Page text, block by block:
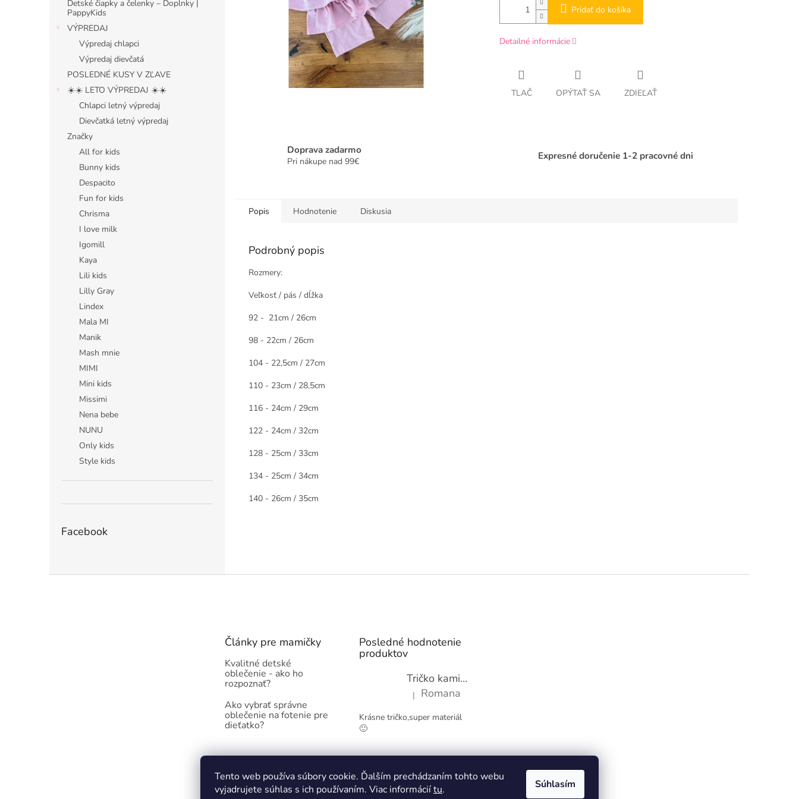
Tento web používa súbory cookie. Ďalším prechádzaním tohto webu
vyjadrujete súhlas s ich používaním. Viac informáciítu. Súhlasím
Detské čiapky a čelenky – Doplnky |
PappyKids
VÝPREDAJ
Výpredaj chlapci
Výpredaj dievčatá
POSLEDNÉ KUSY V ZĽAVE
☀️☀️ LETO VÝPREDAJ ☀️☀️
Chlapci letný výpredaj
Dievčatká letný výpredaj
Značky
All for kids
Bunny kids
Despacito
Fun for kids
Chrisma
I love milk
Igomill
Kaya
Lili kids
Lilly Gray
Lindex
Mala MI
Manik
Mash mnie
MIMI
Mini kids
Missimi
Nena bebe
NUNU
Only kids
Style kids
Facebook
Pridať do košíka
Detailné informácie
TLAČ OPÝTAŤ SA ZDIEĽAŤ
Doprava zadarmo
Pri nákupe nad 99€ Expresné doručenie 1-2 pracovné dni
Popis Hodnotenie Diskusia
Podrobný popis
Rozmery:
Veľkosť / pás / dĺžka
92 - 21cm / 26cm
98 - 22cm / 26cm
104 - 22,5cm / 27cm
110 - 23cm / 28,5cm
116 - 24cm / 29cm
122 - 24cm / 32cm
128 - 25cm / 33cm
134 - 25cm / 34cm
140 - 26cm / 35cm
Články pre mamičky
Kvalitné detské
oblečenie - ako ho
rozpoznať?
Ako vybrať správne
oblečenie na fotenie pre
dieťatko?
Posledné hodnotenie
produktov
Tričko kamióny pre chlapcov - novinka (98-134)
Hodnotenie produktu je 5 z 5 hviezdičiek.
| Romana
Krásne tričko,super materiál
🙂
Obchodné podmienky Kontakty